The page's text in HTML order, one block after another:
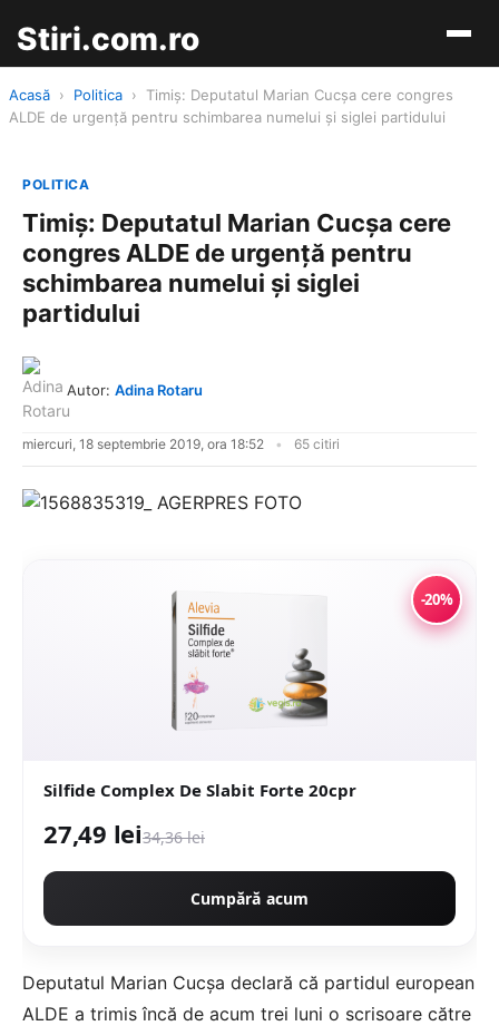
Stiri.com.ro
Acasă › Politica ›
Timiş: Deputatul Marian Cucşa cere congres
ALDE de urgenţă pentru schimbarea numelui şi siglei partidului
POLITICA
Timiş: Deputatul Marian Cucşa cere
congres ALDE de urgenţă pentru
schimbarea numelui şi siglei
partidului
Autor: Adina Rotaru
miercuri, 18 septembrie 2019, ora 18:52 65 citiri
-20%
Silfide Complex De Slabit Forte 20cpr
27,49 lei34,36 lei
Cumpără acum
Deputatul Marian Cucşa declară că partidul european
ALDE a trimis încă de acum trei luni o scrisoare către